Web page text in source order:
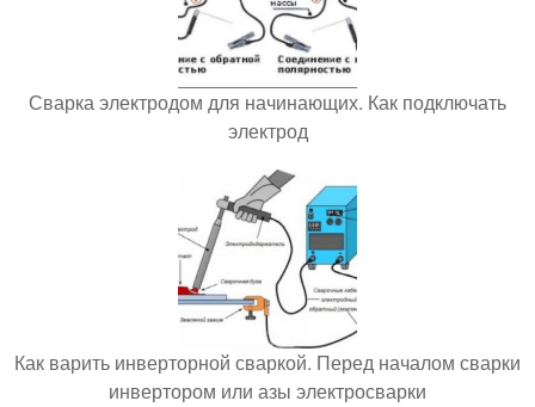
Сварка электродом для начинающих. Как подключать
электрод
Как варить инверторной сваркой. Перед началом сварки
инвертором или азы электросварки